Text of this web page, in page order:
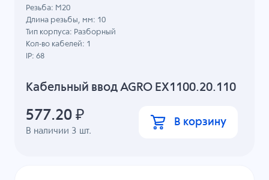
Кабельный ввод AGRO EX1100.20.110
В наличии 3 шт.
Резьба: M20
Длина резьбы, мм: 10
Тип корпуса: Разборный
Кол-во кабелей: 1
IP: 68
577.20 ₽ В корзину